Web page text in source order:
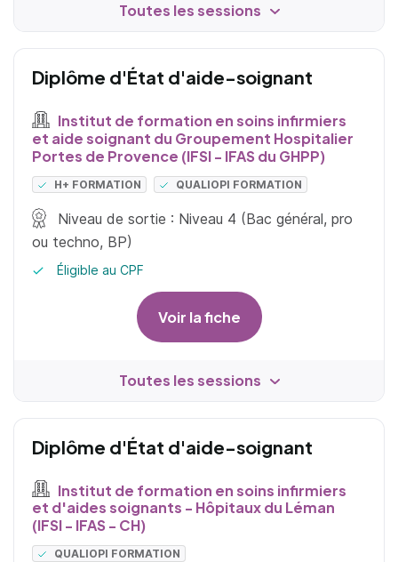
Toutes les sessions
Diplôme d'État d'aide-soignant
Institut de formation en soins infirmiers
et aide soignant du Groupement Hospitalier
Portes de Provence (IFSI - IFAS du GHPP)
H+ FORMATION QUALIOPI FORMATION
Niveau de sortie : Niveau 4 (Bac général, pro
ou techno, BP)
Éligible au CPF
Voir la fiche
Toutes les sessions
Diplôme d'État d'aide-soignant
Institut de formation en soins infirmiers
et d'aides soignants - Hôpitaux du Léman
(IFSI - IFAS - CH)
QUALIOPI FORMATION